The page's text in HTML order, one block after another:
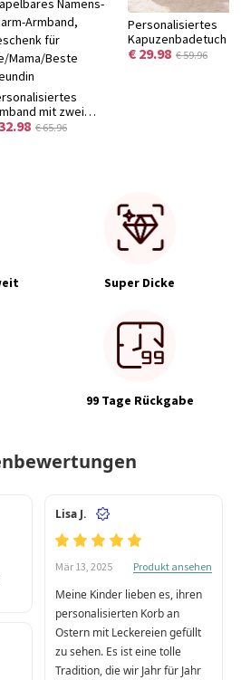
mit zwei
und
€ 65.96
Personalisiertes
Kapuzenbadetuch
niedlicher
€ 29.98 € 59.96
Super Dicke
99 Tage Rückgabe
Lisa J.
Mär 13, 2025 Produkt ansehen
Meine Kinder lieben es, ihren
personalisierten Korb an
Ostern mit Leckereien gefüllt
zu sehen. Es ist eine tolle
Tradition, die wir Jahr für Jahr